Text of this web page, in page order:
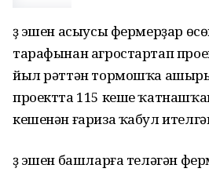
Үҙ эшен асыусы фермерҙар
тарафынан агростартап
йыл рәттән тормошҡа
проектта 115 кеше
кешенән ғариза ҡабул
Үҙ эшен башларға теләгән